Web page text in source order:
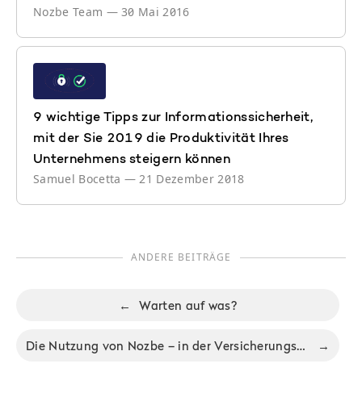
Nozbe Team —30 Mai 2016
9 wichtige Tipps zur Informationssicherheit,
mit der Sie 2019 die Produktivität Ihres
Unternehmens steigern können
Samuel Bocetta —21 Dezember 2018
ANDERE BEITRÄGE
← Warten auf was?
Die Nutzung von Nozbe – in der Versicherungsbranche →